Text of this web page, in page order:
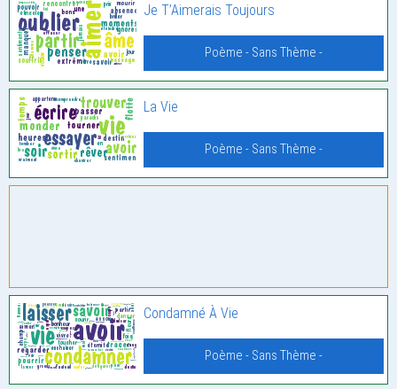
Je T’Aimerais Toujours
Poème - Sans Thème -
La Vie
Poème - Sans Thème -
Condamné À Vie
Poème - Sans Thème -